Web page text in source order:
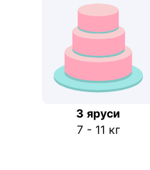
3 яруси
7 - 11 кг